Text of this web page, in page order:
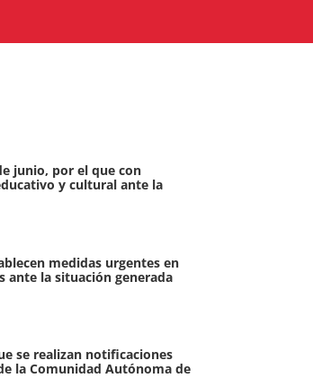
junio, por el que con
y cultural ante la
medidas urgentes en
ante la situación generada
se realizan notificaciones
la Comunidad Autónoma de